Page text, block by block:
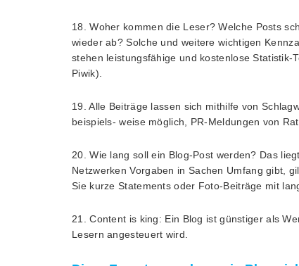
18. Woher kommen die Leser? Welche Posts
wieder ab? Solche und weitere wichtigen
stehen leistungsfähige und kostenlose Statistik-
Piwik).
19. Alle Beiträge lassen sich mithilfe von
beispiels- weise möglich, PR-Meldungen von
20. Wie lang soll ein Blog-Post werden? Das
Netzwerken Vorgaben in Sachen Umfang gibt,
Sie kurze Statements oder Foto-Beiträge mit
21. Content is king: Ein Blog ist günstiger als
Lesern angesteuert wird.